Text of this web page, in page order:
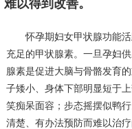
难以得到改善。
怀孕期妇女甲状腺功能
充足的甲状腺素。一旦孕妇
腺素是促进大脑与骨骼发育
子矮小、身体下部明显短于
笑痴呆面容；步态摇摆似鸭
清楚、有办法预防而难以治疗